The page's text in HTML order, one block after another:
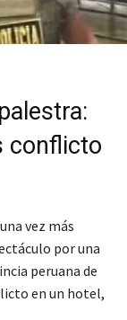
conflicto
vez más
por una
peruana de
en un hotel,